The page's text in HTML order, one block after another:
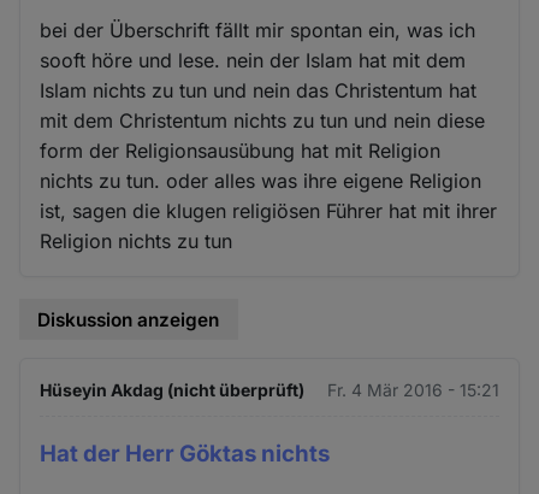
bei der Überschrift fällt mir spontan ein, was ich
sooft höre und lese. nein der Islam hat mit dem
Islam nichts zu tun und nein das Christentum hat
mit dem Christentum nichts zu tun und nein diese
form der Religionsausübung hat mit Religion
nichts zu tun. oder alles was ihre eigene Religion
ist, sagen die klugen religiösen Führer hat mit ihrer
Religion nichts zu tun
Diskussion anzeigen
Hüseyin Akdag (nicht überprüft) Fr. 4 Mär 2016 - 15:21
Hat der Herr Göktas nichts